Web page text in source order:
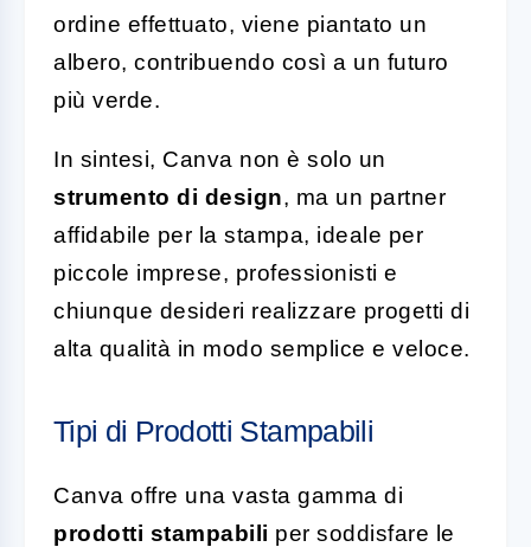
ordine effettuato, viene piantato un
albero, contribuendo così a un futuro
più verde.
In sintesi, Canva non è solo un
strumento di design, ma un partner
affidabile per la stampa, ideale per
piccole imprese, professionisti e
chiunque desideri realizzare progetti di
alta qualità in modo semplice e veloce.
Tipi di Prodotti Stampabili
Canva offre una vasta gamma di
prodotti stampabili per soddisfare le